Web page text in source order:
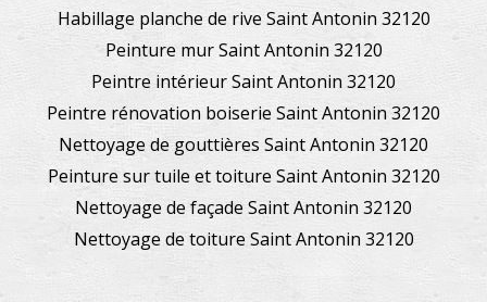
Habillage planche de rive Saint Antonin 32120
Peinture mur Saint Antonin 32120
Peintre intérieur Saint Antonin 32120
Peintre rénovation boiserie Saint Antonin 32120
Nettoyage de gouttières Saint Antonin 32120
Peinture sur tuile et toiture Saint Antonin 32120
Nettoyage de façade Saint Antonin 32120
Nettoyage de toiture Saint Antonin 32120